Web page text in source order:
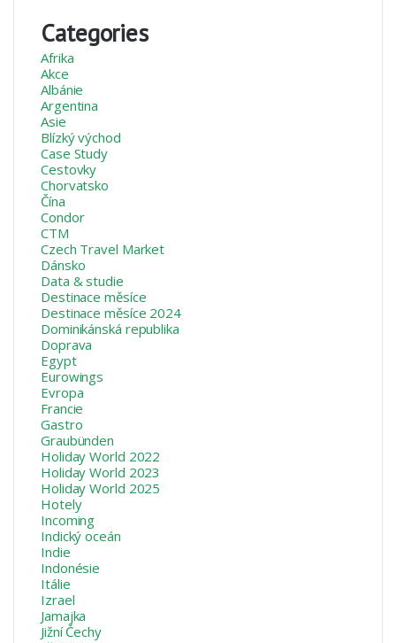
Categories
Afrika
Akce
Albánie
Argentina
Asie
Blízký východ
Case Study
Cestovky
Chorvatsko
Čína
Condor
CTM
Czech Travel Market
Dánsko
Data & studie
Destinace měsíce
Destinace měsíce 2024
Dominikánská republika
Doprava
Egypt
Eurowings
Evropa
Francie
Gastro
Graubünden
Holiday World 2022
Holiday World 2023
Holiday World 2025
Hotely
Incoming
Indický oceán
Indie
Indonésie
Itálie
Izrael
Jamajka
Jižní Čechy